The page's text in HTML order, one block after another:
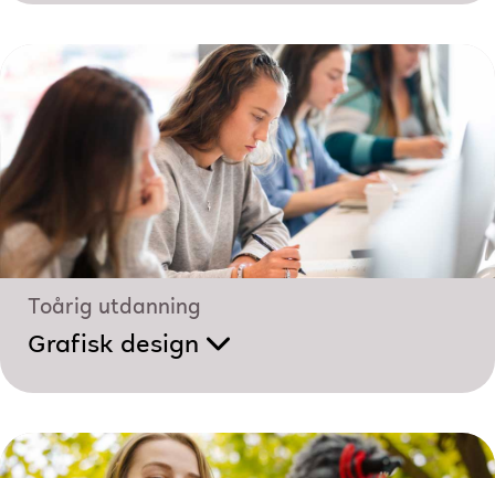
Toårig utdanning
Grafisk design